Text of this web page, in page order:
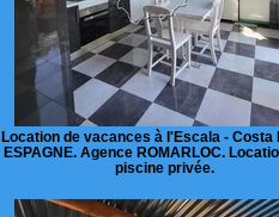
Location de vacances à l'Escala - Costa
ESPAGNE. Agence ROMARLOC.
piscine privée.